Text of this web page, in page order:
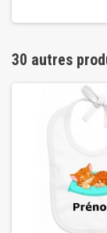
30 autres